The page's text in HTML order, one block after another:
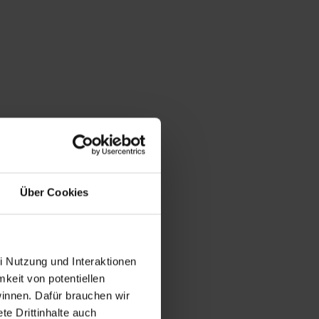
Über Cookies
Nutzung und Interaktionen
von potentiellen
Dafür brauchen wir
Drittinhalte auch